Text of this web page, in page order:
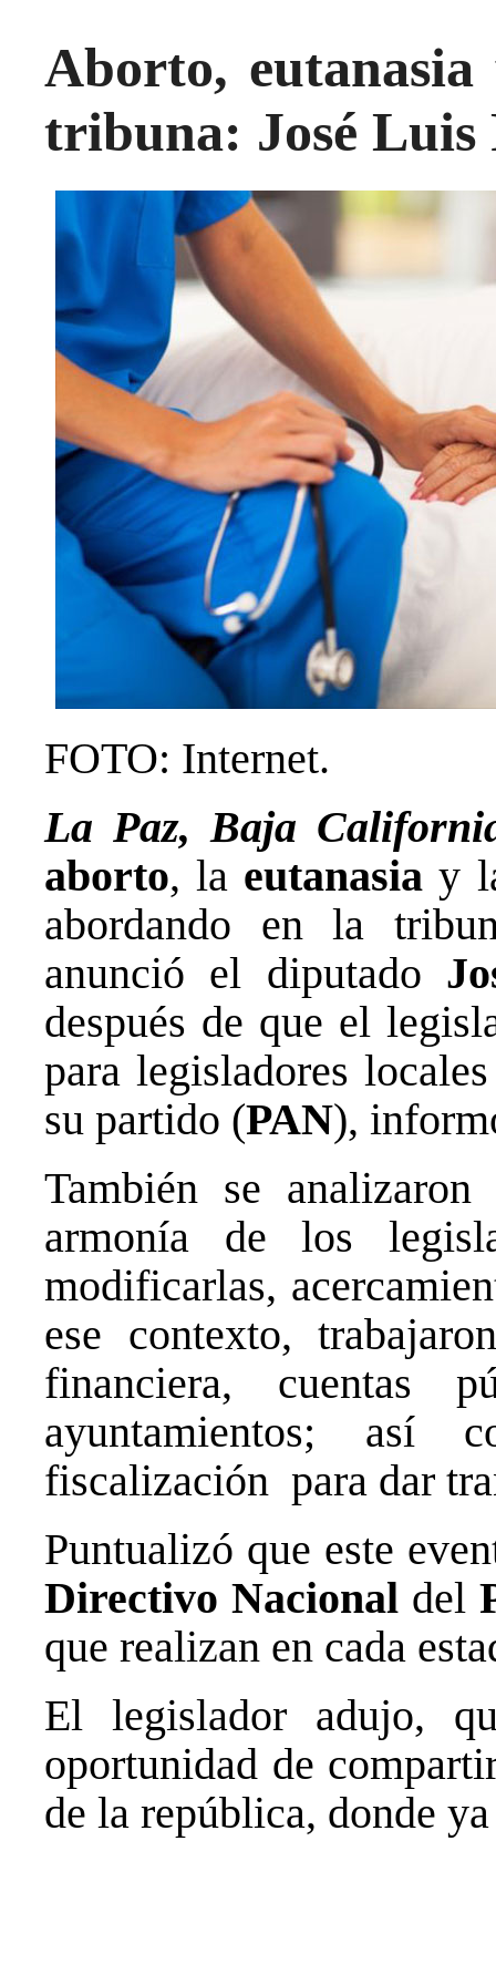
Aborto,
tribuna: José Luis
FOTO: Internet.
La Paz, Baja
aborto, la eutanasia y
abordando en la
anunció el diputado
después de que el
para legisladores
su partido (PAN),
También se
armonía de los
modificarlas,
ese contexto,
financiera, cuentas
ayuntamientos; así
fiscalización para dar
Puntualizó que este
Directivo Nacionaldel
que realizan en cada
El legislador adujo,
oportunidad de
de la república, donde